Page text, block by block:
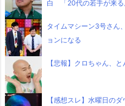
白 「20代の若手が来る
タイムマシーン3号さん
ョンになる
【悲報】クロちゃん、
【感想スレ】水曜日の